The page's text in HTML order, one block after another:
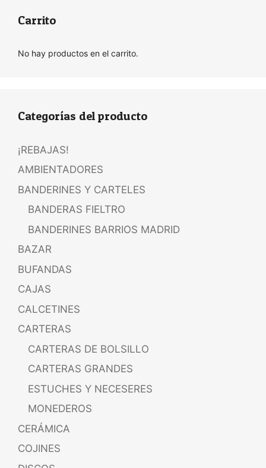
Carrito
No hay productos en el carrito.
Categorías del producto
¡REBAJAS!
AMBIENTADORES
BANDERINES Y CARTELES
BANDERAS FIELTRO
BANDERINES BARRIOS MADRID
BAZAR
BUFANDAS
CAJAS
CALCETINES
CARTERAS
CARTERAS DE BOLSILLO
CARTERAS GRANDES
ESTUCHES Y NECESERES
MONEDEROS
CERÁMICA
COJINES